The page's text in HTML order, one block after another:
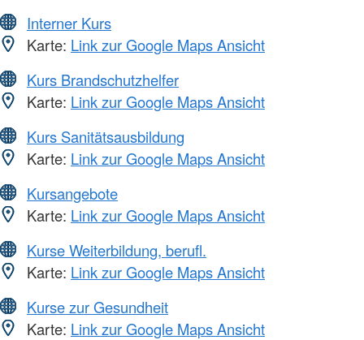
Interner Kurs
Karte: Link zur Google Maps Ansicht
Kurs Brandschutzhelfer
Karte: Link zur Google Maps Ansicht
Kurs Sanitätsausbildung
Karte: Link zur Google Maps Ansicht
Kursangebote
Karte: Link zur Google Maps Ansicht
Kurse Weiterbildung, berufl.
Karte: Link zur Google Maps Ansicht
Kurse zur Gesundheit
Karte: Link zur Google Maps Ansicht